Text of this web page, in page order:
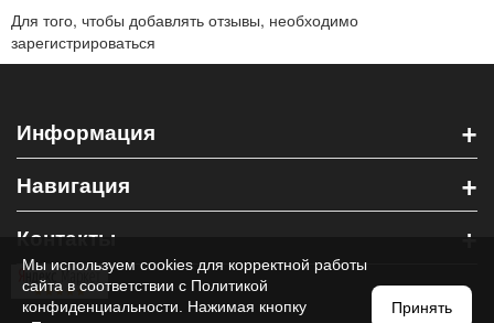
Для того, чтобы добавлять отзывы, необходимо
зарегистрироваться
Информация +
Навигация +
Контакты +
Мы используем cookies для корректной работы
сайта в соответствии с Политикой
конфиденциальности . Нажимая кнопку
Принять